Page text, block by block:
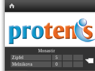
Monastir
Zipfel
5
Melnikova
0